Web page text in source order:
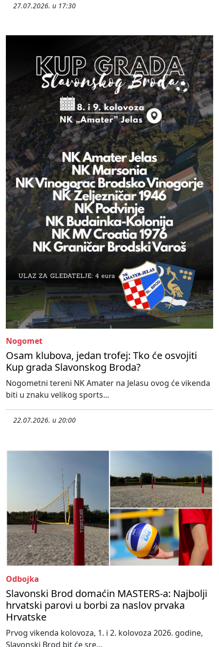
27.07.2026. u 17:30
Nogomet
Osam klubova, jedan trofej: Tko će osvojiti
Kup grada Slavonskog Broda?
Nogometni tereni NK Amater na Jelasu ovog će vikenda
biti u znaku velikog sports...
22.07.2026. u 20:00
Odbojka
Slavonski Brod domaćin MASTERS-a: Najbolji
hrvatski parovi u borbi za naslov prvaka
Hrvatske
Prvog vikenda kolovoza, 1. i 2. kolovoza 2026. godine,
Slavonski Brod bit će sre...